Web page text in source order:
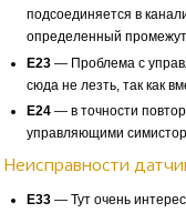
подсоединяется в
определенный
E23— Проблема с
сюда не лезть, так как
E24— в точности
управляющими
Неисправности
E33— Тут очень